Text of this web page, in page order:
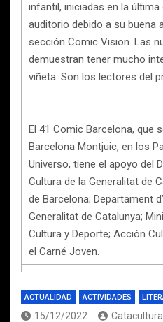
infantil, iniciadas en la
auditorio debido a su buena
sección Comic Vision. Las
demuestran tener mucho
viñeta. Son los lectores del
El 41 Comic Barcelona, que
Barcelona Montjuic, en los
Universo, tiene el apoyo del
Cultura de la Generalitat de
de Barcelona; Departament
Generalitat de Catalunya;
Cultura y Deporte; Acción
el Carné Joven.
ACTUALIDAD ACTIVIDADES
15/12/2022 Catacultural